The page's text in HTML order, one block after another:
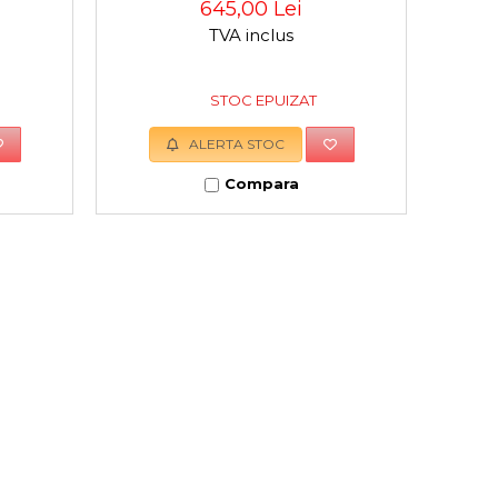
3800 rpm
645,00 Lei
TVA inclus
STOC EPUIZAT
ALERTA STOC
Compara